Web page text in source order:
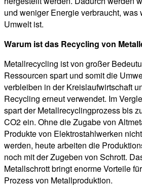
und weniger Energie verbraucht, was
Umwelt ist.
Warum ist das Recycling von
Metallrecycling ist von großer
Ressourcen spart und somit die
verbleiben in der Kreislaufwirtschaft
Recycling erneut verwendet. Im
spart der Metallrecyclingprozess bis
CO2 ein. Ohne die Zugabe von
Produkte von Elektrostahlwerken
werden, heute arbeiten die
noch mit der Zugeben von Schrott.
Metallschrott bringt enorme Vorteile
Prozess von Metallproduktion.